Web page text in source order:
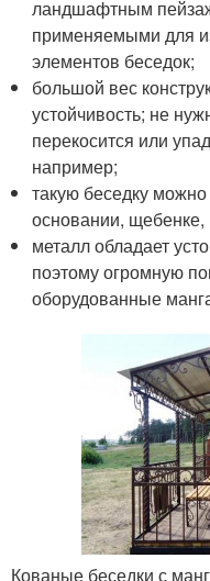
ландшафтным
применяемыми для
элементов беседок;
большой вес
устойчивость; не
перекосится или
например;
такую беседку
основании, щебенке,
металл обладает
поэтому огромную
оборудованные
Кованые беседки с